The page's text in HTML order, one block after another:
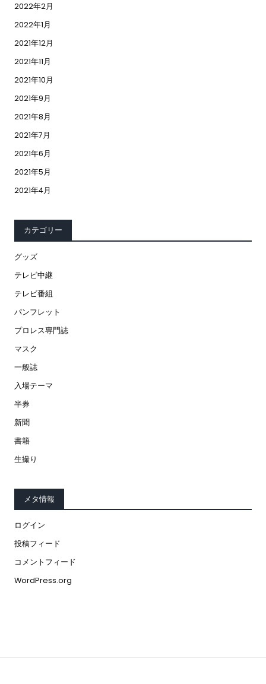
2022年2月
2022年1月
2021年12月
2021年11月
2021年10月
2021年9月
2021年8月
2021年7月
2021年6月
2021年5月
2021年4月
カテゴリー
グッズ
テレビ中継
テレビ番組
パンフレット
プロレス専門誌
マスク
一般誌
入場テーマ
半券
新聞
書籍
生撮り
メタ情報
ログイン
投稿フィード
コメントフィード
WordPress.org